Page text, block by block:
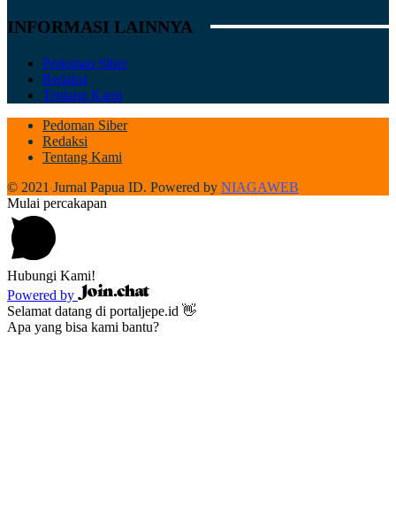
INFORMASI LAINNYA
Pedoman Siber
Redaksi
Tentang Kami
Pedoman Siber
Redaksi
Tentang Kami
© 2021 Jurnal Papua ID. Powered by NIAGAWEB
Mulai percakapan
Hubungi Kami!
Powered by
Selamat datang di portaljepe.id 👋
Apa yang bisa kami bantu?